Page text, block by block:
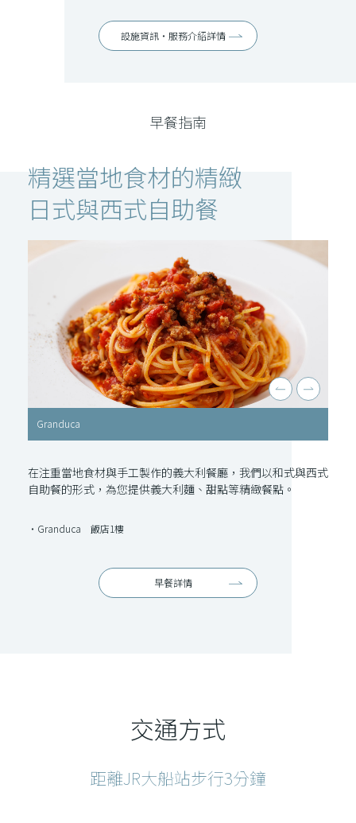
設施資訊・服務介紹詳情
早餐指南
精選當地食材的精緻
日式與西式自助餐
Granduca
在注重當地食材與手工製作的義大利餐廳，我們以和式與西式
自助餐的形式，為您提供義大利麵、甜點等精緻餐點。
・Granduca 飯店1樓
早餐詳情
交通方式
距離JR大船站步行3分鐘